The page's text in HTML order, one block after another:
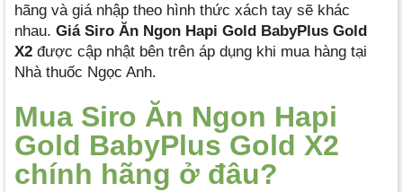
hãng và giá nhập theo hình thức xách tay sẽ khác
nhau. Giá Siro Ăn Ngon Hapi Gold BabyPlus Gold
X2 được cập nhật bên trên áp dụng khi mua hàng tại
Nhà thuốc Ngọc Anh.
Mua Siro Ăn Ngon Hapi
Gold BabyPlus Gold X2
chính hãng ở đâu?